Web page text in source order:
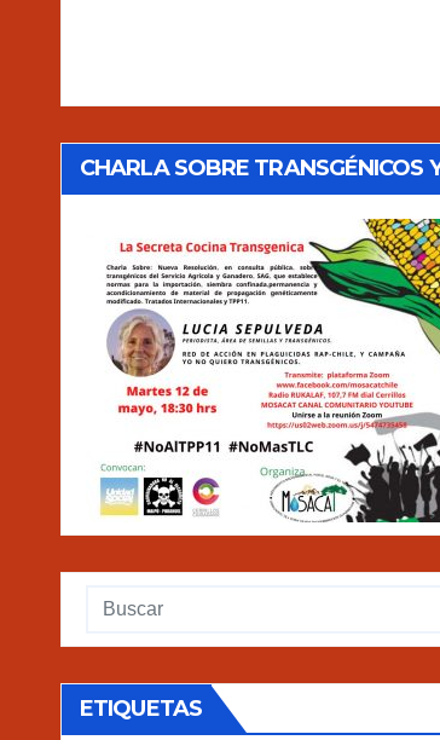
CHARLA SOBRE TRANSGÉNICOS
ETIQUETAS